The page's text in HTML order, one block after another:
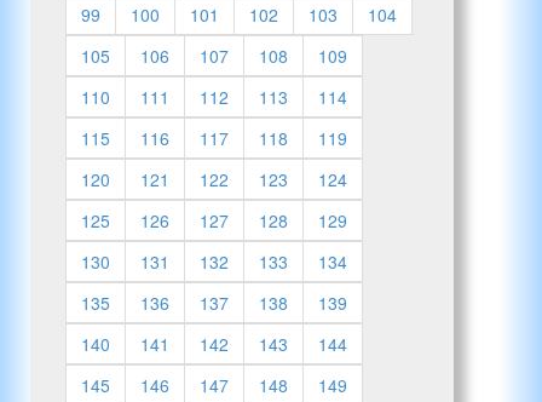
99
100 101 102 103
104
105
106 107 108
109
110
111 112 113
114
115
116 117 118
119
120
121 122 123
124
125
126 127 128
129
130
131 132 133
134
135
136 137 138
139
140
141 142 143
144
145
146 147 148
149